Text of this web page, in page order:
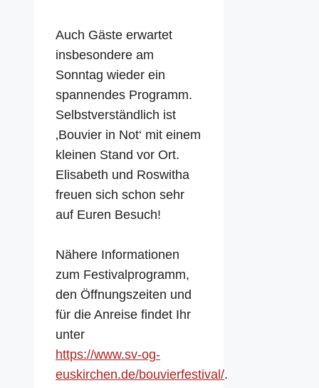
Auch Gäste erwartet
insbesondere am
Sonntag wieder ein
spannendes Programm.
Selbstverständlich ist
‚Bouvier in Not‘ mit einem
kleinen Stand vor Ort.
Elisabeth und Roswitha
freuen sich schon sehr
auf Euren Besuch!
Nähere Informationen
zum Festivalprogramm,
den Öffnungszeiten und
für die Anreise findet Ihr
unter
https://www.sv-og-
euskirchen.de/bouvierfestival/.